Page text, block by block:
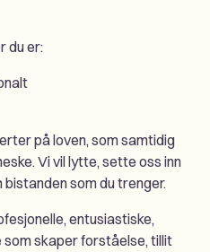
du er:
på loven, som samtidig
Vi vil lytte, sette oss inn
bistanden som du trenger.
entusiastiske,
som skaper forståelse, tillit